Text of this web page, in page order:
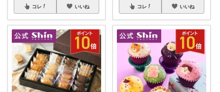
コレ いいね コレ いいね